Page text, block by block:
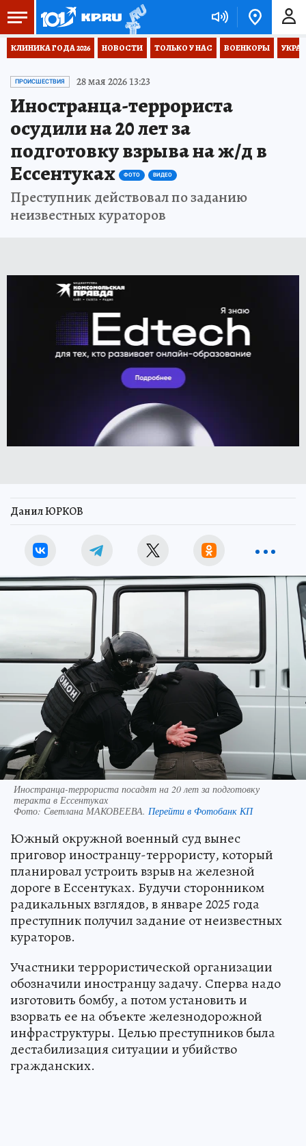
КЛИНИКА ГОДА 2026 НОВОСТИ ТОЛЬКО У НАС ВОЕНКОРЫ
ПРОИСШЕСТВИЯ 28 мая 2026 13:23
Иностранца-террориста
осудили на 20 лет за
подготовку взрыва на ж/д в
Ессентуках
ФОТО ВИДЕО
Преступник действовал по заданию
неизвестных кураторов
Данил ЮРКОВ
Иностранца-террориста посадят на 20 лет за подготовку
теракта в Ессентуках
Фото: Светлана МАКОВЕЕВА. Перейти в Фотобанк КП
Южный окружной военный суд вынес
приговор иностранцу-террористу, который
планировал устроить взрыв на железной
дороге в Ессентуках. Будучи сторонником
радикальных взглядов, в январе 2025 года
преступник получил задание от неизвестных
кураторов.
Участники террористической организации
обозначили иностранцу задачу. Сперва надо
изготовить бомбу, а потом установить и
взорвать ее на объекте железнодорожной
инфраструктуры. Целью преступников была
дестабилизация ситуации и убийство
гражданских.